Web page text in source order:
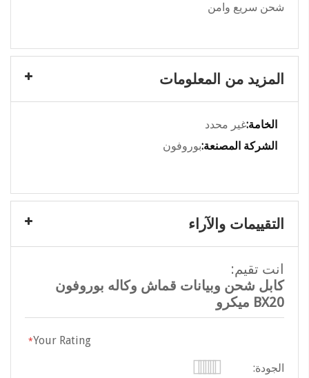
شحن سريع وامن
المزيد من المعلومات
المزيد
من
غير محدد
بوروفون
التقييمات والآراء
انت تقيم:
كابل شحن وبيانات قماش وكاله بوروفون
BX20 ميكرو
Your Rating
الجودة